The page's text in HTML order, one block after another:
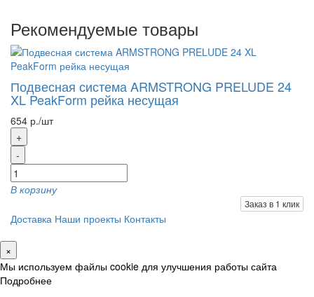
Рекомендуемые товары
Подвесная система ARMSTRONG PRELUDE 24
XL PeakForm рейка несущая
654 р./шт
+
-
В корзину
Заказ в 1 клик
Доставка Наши проекты Контакты
×
Мы используем файлы cookie для улучшения работы сайта
Подробнее